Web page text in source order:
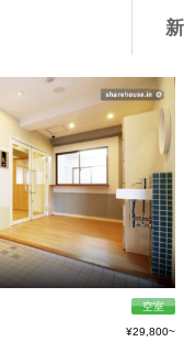
空室
¥29,800~